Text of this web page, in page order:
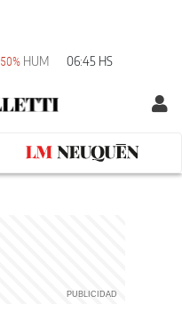
50% HUM 06:45 HS